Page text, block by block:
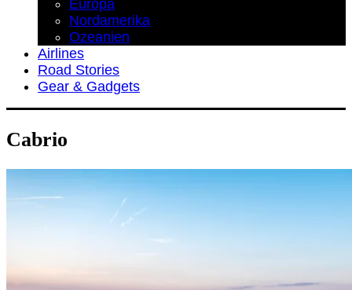
Europa
Nordamerika
Ozeanien
Airlines
Road Stories
Gear & Gadgets
Cabrio